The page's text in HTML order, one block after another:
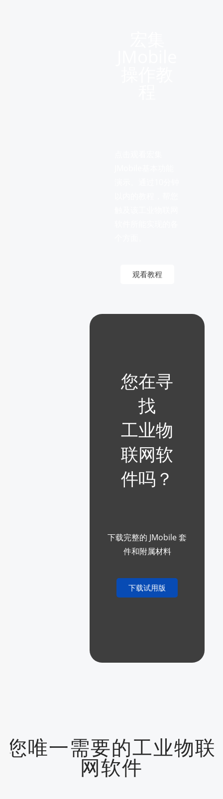
观看教程
您在寻
找
工业物
联网软
件吗？
下载完整的 JMobile 套
件和附属材料
下载试用版
您唯一需要的工业物联
网软件